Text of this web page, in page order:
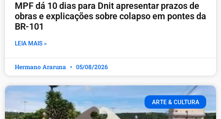
MPF dá 10 dias para Dnit apresentar prazos de
obras e explicações sobre colapso em pontes da
BR-101
LEIA MAIS »
Hermano Araruna 05/08/2026
ARTE & CULTURA